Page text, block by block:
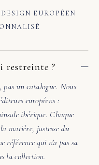
DESIGN EUROPÉEN
restreinte ?
un catalogue. Nous
européens :
ibérique. Chaque
matière, justesse du
qui n'a pas sa
la collection.